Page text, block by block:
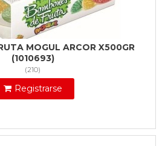
MOGUL ARCOR X500GR
(1010693)
(210)
Registrarse